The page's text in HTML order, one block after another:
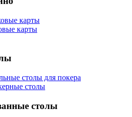
карты
карты
столы для покера
столы
столы